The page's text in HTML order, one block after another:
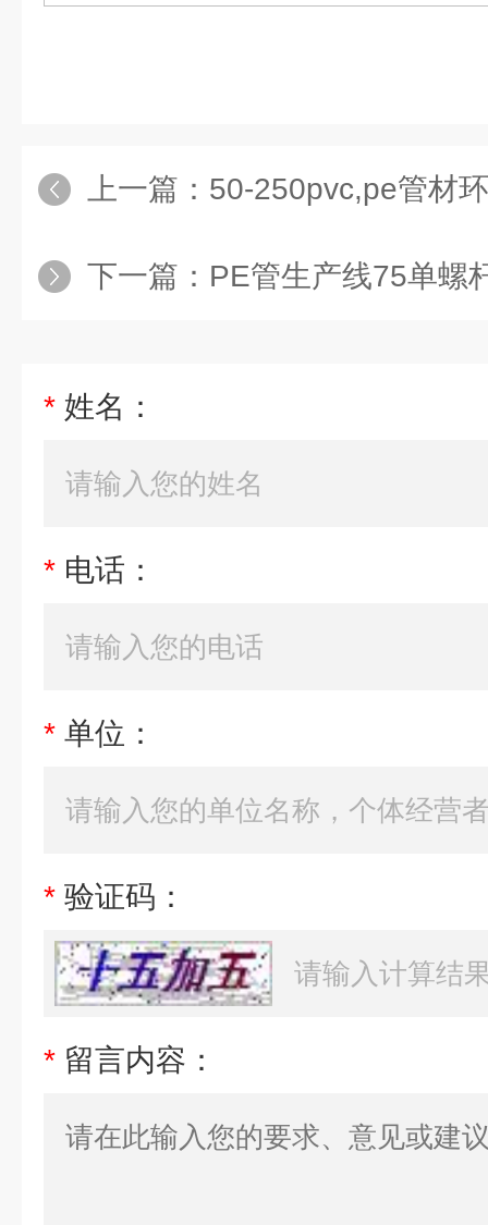
上一篇： 50-250pvc,pe管材
下一篇： PE管生产线75单螺杆HDPE
* 姓名：
* 电话：
* 单位：
* 验证码：
* 留言内容：